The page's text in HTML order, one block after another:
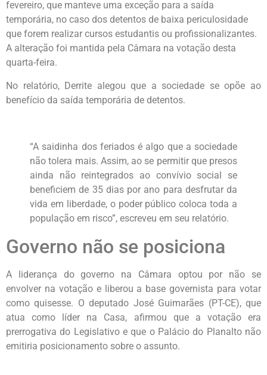
fevereiro, que manteve uma exceção para a saída
temporária, no caso dos detentos de baixa periculosidade
que forem realizar cursos estudantis ou profissionalizantes.
A alteração foi mantida pela Câmara na votação desta
quarta-feira.
No relatório, Derrite alegou que a sociedade se opõe ao
benefício da saída temporária de detentos.
“A saidinha dos feriados é algo que a sociedade
não tolera mais. Assim, ao se permitir que presos
ainda não reintegrados ao convívio social se
beneficiem de 35 dias por ano para desfrutar da
vida em liberdade, o poder público coloca toda a
população em risco”, escreveu em seu relatório.
Governo não se posiciona
A liderança do governo na Câmara optou por não se
envolver na votação e liberou a base governista para votar
como quisesse. O deputado José Guimarães (PT-CE), que
atua como líder na Casa, afirmou que a votação era
prerrogativa do Legislativo e que o Palácio do Planalto não
emitiria posicionamento sobre o assunto.